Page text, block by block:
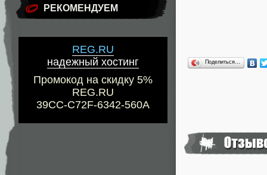
РЕКОМЕНДУЕМ
REG.RU
надежный хостинг
Промокод на скидку 5%
REG.RU
39CC-C72F-6342-560A
Поделиться…